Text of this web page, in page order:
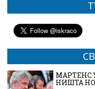
МАРТЕНС
НИШТА